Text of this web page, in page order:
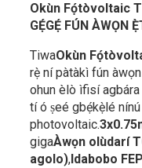
Okùn Fọ́tòvoltaic
GẸ́GẸ́ FÚN ÀWỌN
TiwaOkùn
rẹ̀ ní pàtàkì fún
ohun èlò ìfisí
tí ó ṣeé gbẹ́kẹ̀lé
photovoltaic.
gigaÀwọn olùdarí
agolo),Idabobo FEP